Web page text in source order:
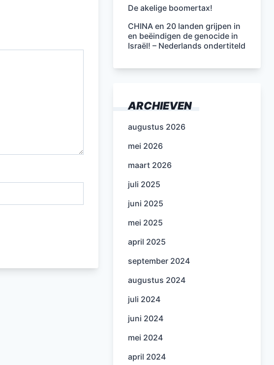
De akelige boomertax!
CHINA en 20 landen grijpen in
en beëindigen de genocide in
Israël! – Nederlands ondertiteld
ARCHIEVEN
augustus 2026
mei 2026
maart 2026
juli 2025
juni 2025
mei 2025
april 2025
september 2024
augustus 2024
juli 2024
juni 2024
mei 2024
april 2024